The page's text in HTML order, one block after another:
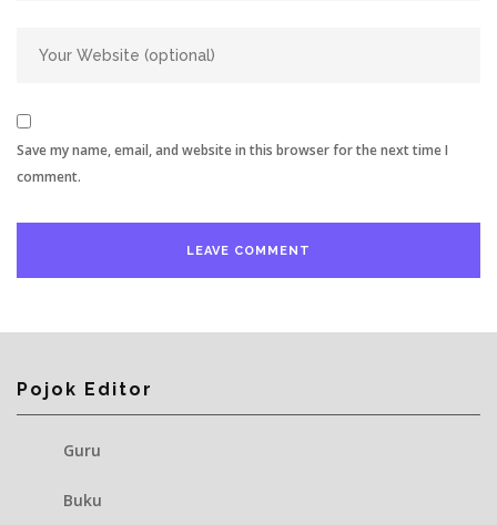
Save my name, email, and website in this browser for the next time I
comment.
Pojok Editor
Guru
Buku